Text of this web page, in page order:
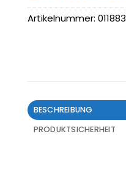
Artikelnummer: 011883
BESCHREIBUNG
PRODUKTSICHERHEIT